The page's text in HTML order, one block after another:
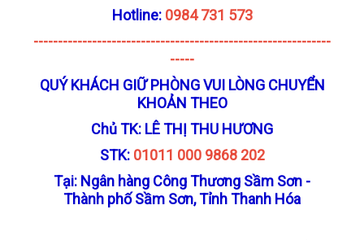
Hotline:0984 731 573
-------------------------------------------------------------
-----
QUÝ KHÁCH GIỮ PHÒNG VUI LÒNG CHUYỂN
KHOẢN THEO
Chủ TK: LÊ THỊ THU HƯƠNG
STK: 01011 000 9868 202
Tại: Ngân hàng Công Thương Sầm Sơn -
Thành phố Sầm Sơn, Tỉnh Thanh Hóa